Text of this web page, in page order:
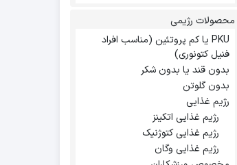
محصولات رژیمی
PKU یا کم پروتئین (مناسب افراد
فنیل کتونوری)
بدون قند یا بدون شکر
بدون گلوتن
رژیم غذایی
رژیم غذایی اتکینز
رژیم غذایی کتوژنیک
رژیم غذایی وگان